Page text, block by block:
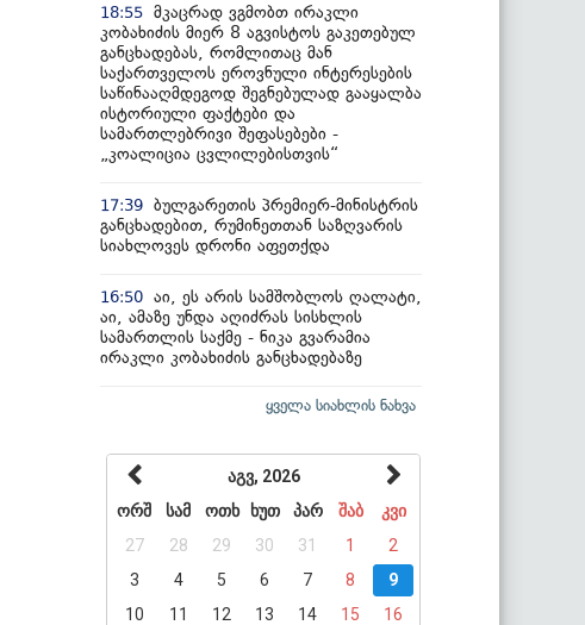
18:55 მკაცრად ვგმობთ ირაკლი
კობახიძის მიერ 8 აგვისტოს გაკეთებულ
განცხადებას, რომლითაც მან
საქართველოს ეროვნული ინტერესების
საწინააღმდეგოდ შეგნებულად გააყალბა
ისტორიული ფაქტები და
სამართლებრივი შეფასებები -
„კოალიცია ცვლილებისთვის“
17:39 ბულგარეთის პრემიერ-მინისტრის
განცხადებით, რუმინეთთან საზღვარის
სიახლოვეს დრონი აფეთქდა
16:50 აი, ეს არის სამშობლოს ღალატი,
აი, ამაზე უნდა აღიძრას სისხლის
სამართლის საქმე - ნიკა გვარამია
ირაკლი კობახიძის განცხადებაზე
ყველა სიახლის ნახვა
აგვ, 2026
ორშ
სამ ოთხ ხუთ პარ შაბ
კვი
27
28 29 30 31 1
2
3
4 5 6 7 8
9
10
11 12 13 14 15
16